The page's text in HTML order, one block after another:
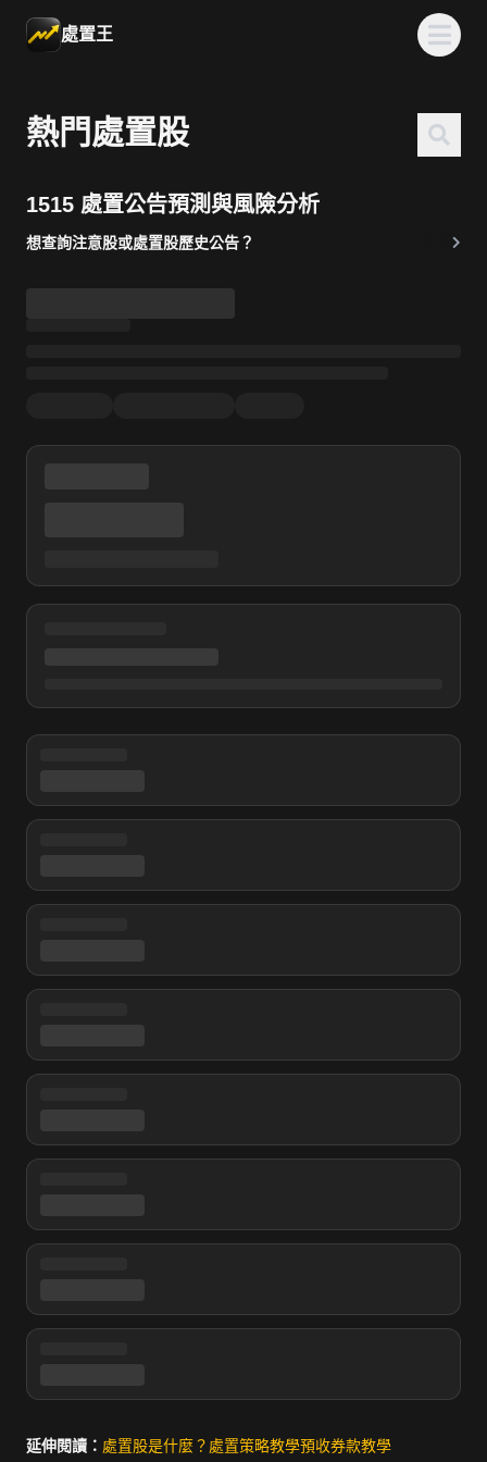
處置王
熱門處置股
1515 處置公告預測與風險分析
想查詢注意股或處置股歷史公告？
延伸閱讀： 處置股是什麼？ 處置策略教學預收券款教學